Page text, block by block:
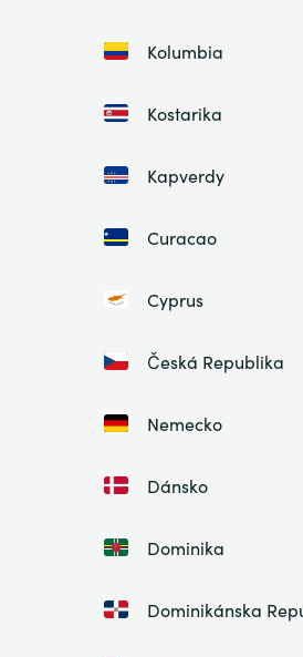
Kolumbia
Kostarika
Kapverdy
Curacao
Cyprus
Česká Republika
Nemecko
Dánsko
Dominika
Dominikánska